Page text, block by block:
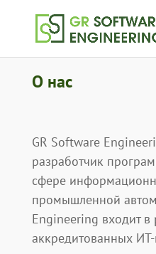
О нас
GR Software
разработчик
сфере
промышленной
Engineering входит в
аккредитованных